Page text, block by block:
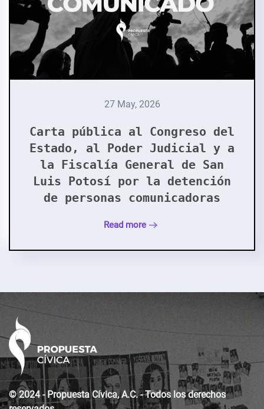
27 May, 2026
Carta pública al Congreso del
Estado, al Poder Judicial y a
la Fiscalía General de San
Luis Potosí por la detención
de personas comunicadoras
Read more
© 2024 - Propuesta Cívica, A.C. - Todos los derechos